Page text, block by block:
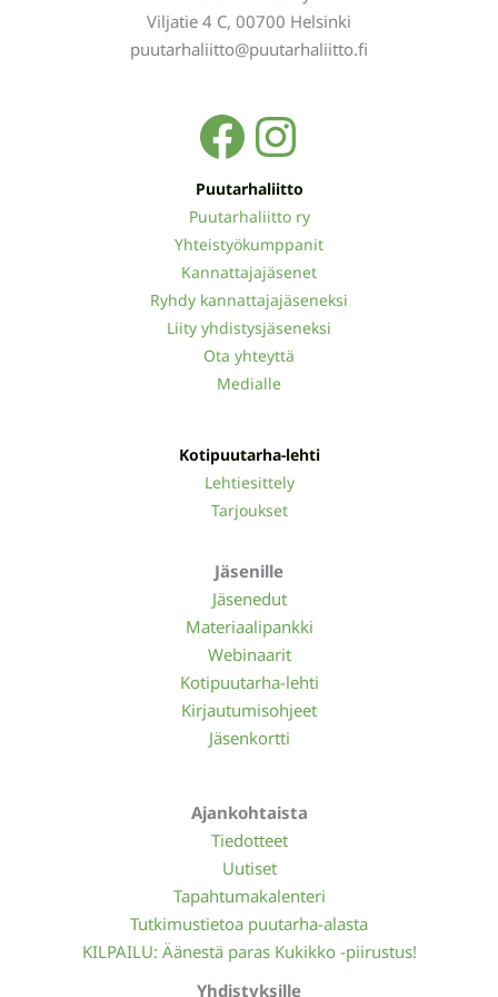
Viljatie 4 C, 00700 Helsinki
puutarhaliitto@puutarhaliitto.fi
Facebook
Puutarhaliitto
Puutarhaliitto ry
Yhteistyökumppanit
Kannattajajäsenet
Ryhdy kannattajajäseneksi
Liity yhdistysjäseneksi
Ota yhteyttä
Medialle
Kotipuutarha-lehti
Lehtiesittely
Tarjoukset
Jäsenille
Jäsenedut
Materiaalipankki
Webinaarit
Kotipuutarha-lehti
Kirjautumisohjeet
Jäsenkortti
Ajankohtaista
Tiedotteet
Uutiset
Tapahtumakalenteri
Tutkimustietoa puutarha-alasta
KILPAILU: Äänestä paras Kukikko -piirustus!
Yhdistyksille